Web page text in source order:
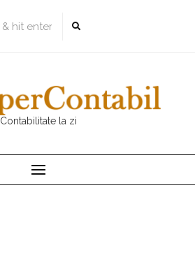
Contabilitate la zi